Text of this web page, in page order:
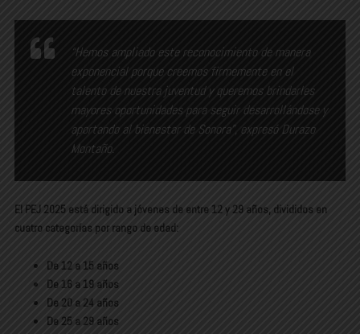
“Hemos ampliado este reconocimiento de manera
exponencial porque creemos firmemente en el
talento de nuestra juventud y queremos brindarles
mayores oportunidades para seguir desarrollándose y
aportando al bienestar de Sonora”, expresó Durazo
Montaño.
El PEJ 2025 está dirigido a jóvenes de entre 12 y 29 años, divididos en
cuatro categorías por rango de edad:
De 12 a 15 años
De 16 a 19 años
De 20 a 24 años
De 25 a 29 años